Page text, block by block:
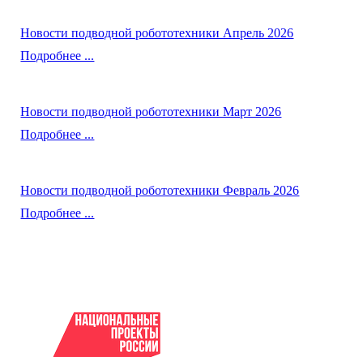
Новости подводной робототехники Апрель 2026
Подробнее ...
Новости подводной робототехники Март 2026
Подробнее ...
Новости подводной робототехники Февраль 2026
Подробнее ...